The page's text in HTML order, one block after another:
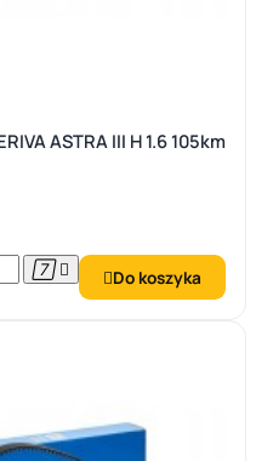
ASTRA III H 1.6 105km
  Do koszyka